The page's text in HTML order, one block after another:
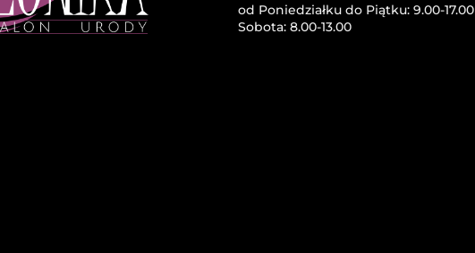
od Poniedziałku do Piątku: 9.00-17.00
Sobota: 8.00-13.00